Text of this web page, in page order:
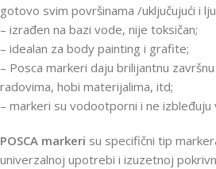
gotovo svim površinama /uključujući i
– izrađen na bazi vode, nije toksičan;
– idealan za body painting i grafite;
– Posca markeri daju brilijantnu
radovima, hobi materijalima, itd;
– markeri su vodootporni i ne izbleđuju
POSCA markeri su specifični tip
univerzalnoj upotrebi i izuzetnoj